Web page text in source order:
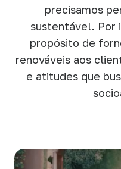
precisamos
sustentável. Por
propósito de
renováveis aos
e atitudes que